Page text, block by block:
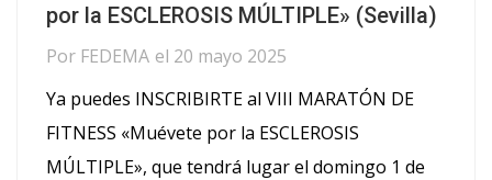
por la ESCLEROSIS MÚLTIPLE» (Sevilla)
Por FEDEMA el 20 mayo 2025
Ya puedes INSCRIBIRTE al VIII MARATÓN DE
FITNESS «Muévete por la ESCLEROSIS
MÚLTIPLE», que tendrá lugar el domingo 1 de